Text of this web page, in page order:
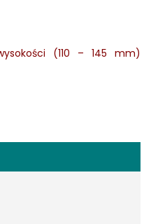
(110 – 145 mm)